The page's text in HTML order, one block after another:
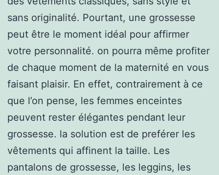
sans originalité. Pourtant, une grossesse
peut être le moment idéal pour affirmer
votre personnalité. on pourra même profiter
de chaque moment de la maternité en vous
faisant plaisir. En effet, contrairement à ce
que l’on pense, les femmes enceintes
peuvent rester élégantes pendant leur
grossesse. la solution est de preférer les
vêtements qui affinent la taille. Les
pantalons de grossesse, les leggins, les